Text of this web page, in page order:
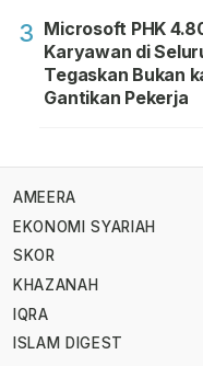
3 Microsoft PHK
Karyawan di
Tegaskan Bukan
Gantikan Pekerja
AMEERA
EKONOMI SYARIAH
SKOR
KHAZANAH
IQRA
ISLAM DIGEST